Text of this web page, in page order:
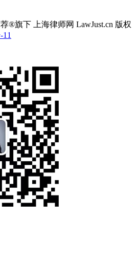
®旗下 上海律师网 LawJust.cn 版权